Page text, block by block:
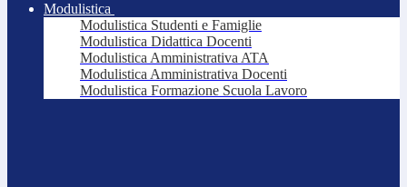
Modulistica
Modulistica Studenti e Famiglie
Modulistica Didattica Docenti
Modulistica Amministrativa ATA
Modulistica Amministrativa Docenti
Modulistica Formazione Scuola Lavoro